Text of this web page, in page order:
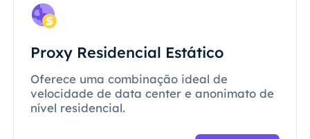
Proxy Residencial Estático
Oferece uma combinação ideal de
velocidade de data center e anonimato de
nível residencial.